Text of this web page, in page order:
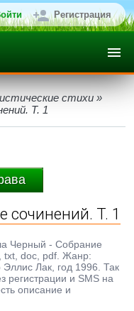
Регистрация
стихи »
Т. 1
Т. 1
Черный - Собрание
txt, doc, pdf. Жанр:
Эллис Лак, год 1996. Так
регистрации и SMS на
описание и